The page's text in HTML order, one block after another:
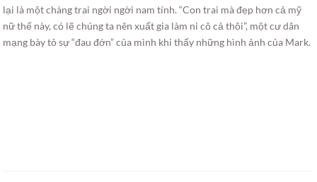
lại là một chàng trai ngời ngời nam tính. “Con trai mà đẹp hơn cả mỹ
nữ thế này, có lẽ chúng ta nên xuất gia làm ni cô cả thôi”, một cư dân
mạng bày tỏ sự “đau đớn” của mình khi thấy những hình ảnh của Mark.